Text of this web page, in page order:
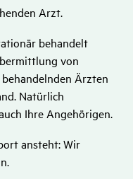
Arzt.
behandelt
von
Ärzten
Natürlich
Ihre Angehörigen.
ansteht: Wir